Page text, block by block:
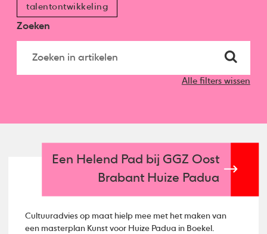
talentontwikkeling
Zoeken
Alle filters wissen
Een Helend Pad bij GGZ Oost
Brabant Huize Padua
Cultuuradvies op maat hielp mee met het maken van
een masterplan Kunst voor Huize Padua in Boekel.